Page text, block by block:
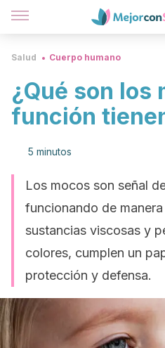
Salud Cuerpo humano
¿Qué son los
función
5 minutos
Los mocos son señal
funcionando de
sustancias viscosas y
colores, cumplen un
protección y defensa.